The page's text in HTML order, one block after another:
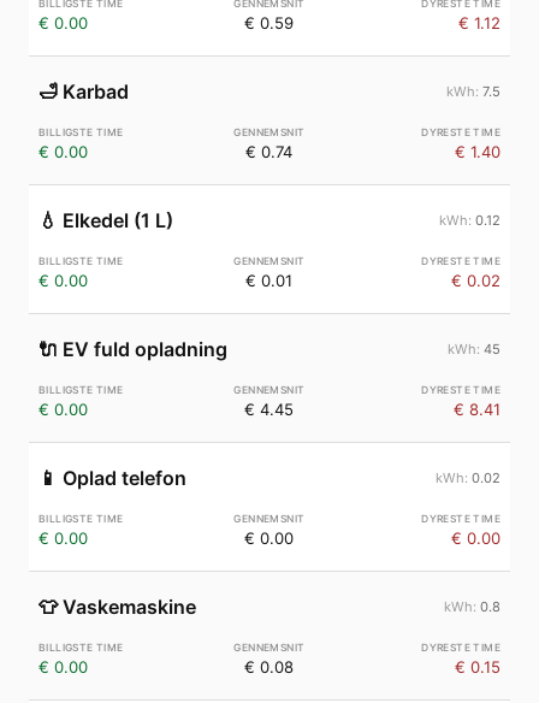
€ 0.00 € 0.59 € 1.12
🛁 Karbad 7.5
€ 0.00 € 0.74 € 1.40
💧 Elkedel (1 L) 0.12
€ 0.00 € 0.01 € 0.02
🔌 EV fuld opladning 45
€ 0.00 € 4.45 € 8.41
📱 Oplad telefon 0.02
€ 0.00 € 0.00 € 0.00
👕 Vaskemaskine 0.8
€ 0.00 € 0.08 € 0.15